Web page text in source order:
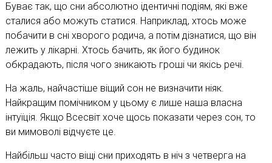
Буває так, що сни абсолютно ідентичні подіям, які вже
сталися або можуть статися. Наприклад, хтось може
побачити в сні хворого родича, а потім дізнатися, що він
лежить у лікарні. Хтось бачить, як його будинок
обкрадають, після чого зникають гроші чи якісь речі.
На жаль, найчастіше віщий сон не визначити ніяк.
Найкращим помічником у цьому є лише наша власна
інтуїція. Якщо Всесвіт хоче щось показати через сон, то
ви мимоволі відчуєте це.
Найбільш часто віщі сни приходять в ніч з четверга на